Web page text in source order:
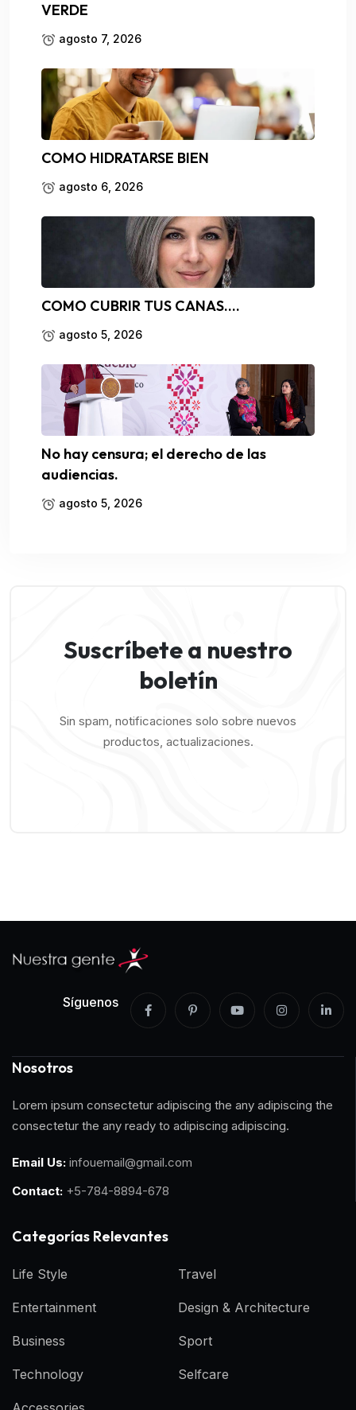
VERDE
agosto 7, 2026
COMO HIDRATARSE BIEN
agosto 6, 2026
COMO CUBRIR TUS CANAS….
agosto 5, 2026
No hay censura; el derecho de las
audiencias.
agosto 5, 2026
Suscríbete a nuestro
boletín
Sin spam, notificaciones solo sobre nuevos
productos, actualizaciones.
Síguenos
Nosotros
Lorem ipsum consectetur adipiscing the any adipiscing the
consectetur the any ready to adipiscing adipiscing.
Email Us: infouemail@gmail.com
Contact: +5-784-8894-678
Categorías Relevantes
Life Style
Entertainment
Business
Technology
Travel
Design & Architecture
Sport
Selfcare